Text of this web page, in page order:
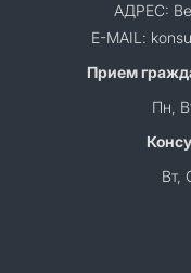
АДРЕС:
E-MAIL:
Прием
Пн,
Вт,